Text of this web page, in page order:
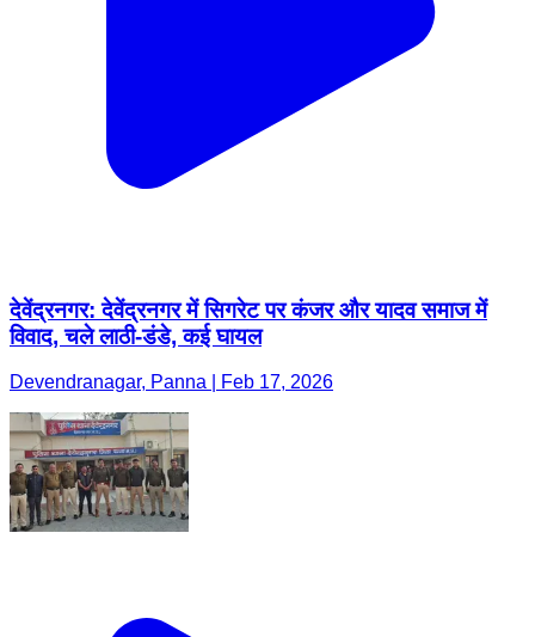
देवेंद्रनगर: देवेंद्रनगर में सिगरेट पर कंजर और यादव समाज में
विवाद, चले लाठी-डंडे, कई घायल
Devendranagar, Panna | Feb 17, 2026